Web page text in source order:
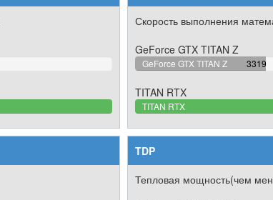
Скорость выполнения
GeForce GTX TITAN Z
GeForce GTX TITAN Z 3319
TITAN RTX
TITAN RTX
TDP
Тепловая мощность(чем